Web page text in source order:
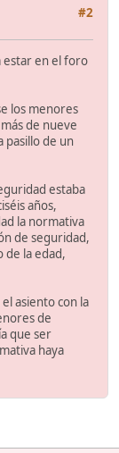
#2
estar en el foro
los menores
de nueve
pasillo de un
estaba
años,
la normativa
de seguridad,
de la edad,
asiento con la
de
que ser
haya